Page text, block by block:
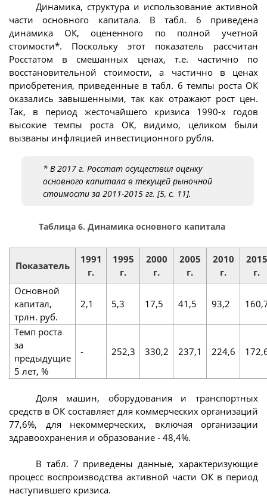
Динамика, структура и использование активной
части основного капитала. В табл. 6 приведена
динамика ОК, оцененного по полной учетной
стоимости*. Поскольку этот показатель рассчитан
Росстатом в смешанных ценах, т.е. частично по
восстановительной стоимости, а частично в ценах
приобретения, приведенные в табл. 6 темпы роста ОК
оказались завышенными, так как отражают рост цен.
Так, в период жесточайшего кризиса 1990-х годов
высокие темпы роста ОК, видимо, целиком были
вызваны инфляцией инвестиционного рубля.
* В 2017 г. Росстат осуществил оценку
основного капитала в текущей рыночной
стоимости за 2011-2015 гг. [5, с. 11].
Таблица 6. Динамика основного капитала
Показатель
1991
г.
1995
г.
2000
г.
2005
г.
2010
г.
2015
г.
Основной
капитал,
трлн. руб.
2,1 5,3 17,5 41,5 93,2
Темп роста
за
предыдущие
5 лет, %
- 252,3 330,2 237,1 224,6
Доля машин, оборудования и транспортных
средств в ОК составляет для коммерческих организаций
77,6%, для некоммерческих, включая организации
здравоохранения и образование - 48,4%.
В табл. 7 приведены данные, характеризующие
процесс воспроизводства активной части ОК в период
наступившего кризиса.